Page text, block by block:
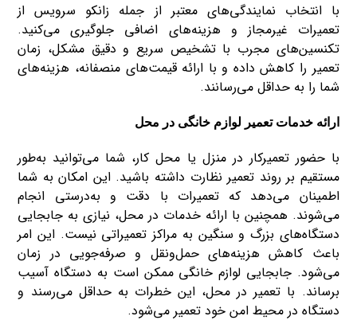
با انتخاب نمایندگی‌های معتبر از جمله زانکو سرویس از
تعمیرات غیرمجاز و هزینه‌های اضافی جلوگیری می‌کنید.
تکنسین‌های مجرب با تشخیص سریع و دقیق مشکل، زمان
تعمیر را کاهش داده و با ارائه قیمت‌های منصفانه، هزینه‌های
شما را به حداقل می‌رسانند.
ارائه خدمات تعمیر لوازم خانگی در محل
با حضور تعمیرکار در منزل یا محل کار، شما می‌توانید به‌طور
مستقیم بر روند تعمیر نظارت داشته باشید. این امکان به شما
اطمینان می‌دهد که تعمیرات با دقت و به‌درستی انجام
می‌شوند. همچنین با ارائه خدمات در محل، نیازی به جابجایی
دستگاه‌های بزرگ و سنگین به مراکز تعمیراتی نیست. این امر
باعث کاهش هزینه‌های حمل‌ونقل و صرفه‌جویی در زمان
می‌شود. جابجایی لوازم خانگی ممکن است به دستگاه آسیب
برساند. با تعمیر در محل، این خطرات به حداقل می‌رسند و
دستگاه در محیط امن خود تعمیر می‌شود.